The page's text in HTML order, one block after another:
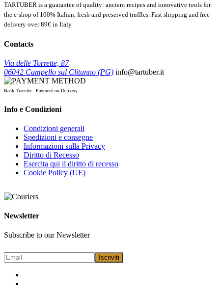
TARTUBER is a guarantee of quality: ancient recipes and innovative tools for
the e-shop of 100% Italian, fresh and preserved truffles. Fast shipping and free
delivery over 89€ in Italy
Contacts
Via delle Torrette, 87
06042 Campello sul Clitunno (PG) info@tartuber.it
Bank Transfer - Payment on Delivery
Info e Condizioni
Condizioni generali
Spedizioni e consegne
Informazioni sulla Privacy
Diritto di Recesso
Esercita qui il diritto di recesso
Cookie Policy (UE)
Newsletter
Subscribe to our Newsletter